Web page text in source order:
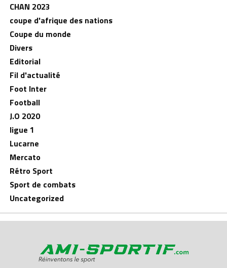
CHAN 2023
coupe d'afrique des nations
Coupe du monde
Divers
Editorial
Fil d'actualité
Foot Inter
Football
J.O 2020
ligue 1
Lucarne
Mercato
Rétro Sport
Sport de combats
Uncategorized